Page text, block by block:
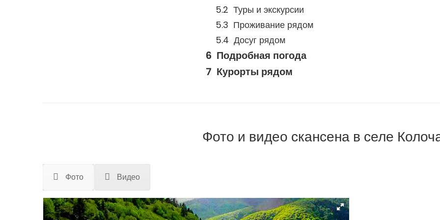
Туры и экскурсии
Проживание рядом
Досуг рядом
Подробная погода
Курорты рядом
Фото и видео скансена в селе
Фото Видео